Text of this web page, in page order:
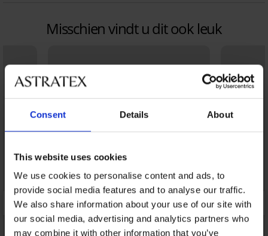
Consent Details About
This website uses cookies
We use cookies to personalise content and ads, to
provide social media features and to analyse our traffic.
We also share information about your use of our site with
our social media, advertising and analytics partners who
may combine it with other information that you’ve
Misschien vindt u dit ook leuk